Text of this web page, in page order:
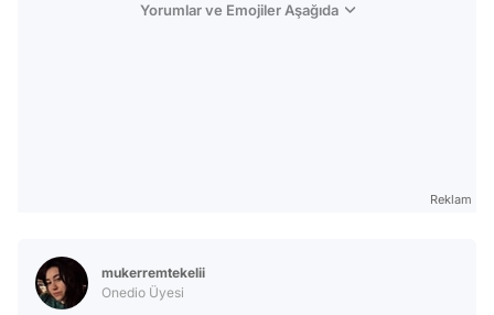
Yorumlar ve Emojiler Aşağıda
Reklam
mukerremtekelii
Onedio Üyesi